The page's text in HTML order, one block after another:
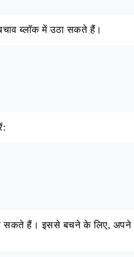
ब्लॉक में उठा सकते हैं।
सकते हैं। इससे बचने के लिए, अपने